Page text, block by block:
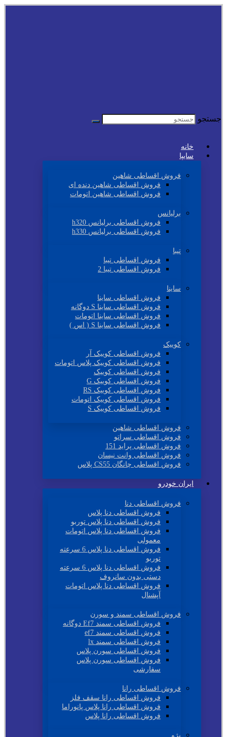
جستجو
خانه
سایپا
فروش اقساطی شاهین
فروش اقساطی شاهین دنده ای
فروش اقساطی شاهین اتومات
برلیانس
فروش اقساطی برلیانس h320
فروش اقساطی برلیانس h330
تیبا
فروش اقساطی تیبا
فروش اقساطی تیبا 2
ساینا
فروش اقساطی ساینا
فروش اقساطی ساینا S دوگانه
فروش اقساطی ساینا اتومات
فروش اقساطی ساینا S ( اس )
کوییک
فروش اقساطی کوییک آر
فروش اقساطی کوییک پلاس اتومات
فروش اقساطی کوییک
فروش اقساطی کوییک G
فروش اقساطی کوییک RS
فروش اقساطی کوییک اتومات
فروش اقساطی کوییک S
فروش اقساطی شاهین
فروش اقساطی سراتو
فروش اقساطی پراید 151
فروش اقساطی وانت نیسان
فروش اقساطی چانگان CS55 پلاس
ایران خودرو
فروش اقساطی دنا
فروش اقساطی دنا پلاس
فروش اقساطی دنا پلاس توربو
فروش اقساطی دنا پلاس اتومات
معمولی
فروش اقساطی دنا پلاس 6 سرعته
توربو
فروش اقساطی دنا پلاس 6 سرعته
دستی بدون سانروف
فروش اقساطی دنا پلاس اتومات
آپشنال
فروش اقساطی سمند و سورن
فروش اقساطی سمند Ef7 دوگانه
فروش اقساطی سمند ef7
فروش اقساطی سمند lx
فروش اقساطی سورن پلاس
فروش اقساطی سورن پلاس
سفارشی
فروش اقساطی رانا
فروش اقساطی رانا سقف فلز
فروش اقساطی رانا پلاس پانوراما
فروش اقساطی رانا پلاس
پژو